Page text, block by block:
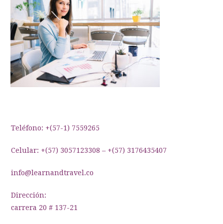
Teléfono: +(57-1) 7559265
Celular: +(57) 3057123308 – +(57) 3176435407
info@learnandtravel.co
Dirección:
carrera 20 # 137-21